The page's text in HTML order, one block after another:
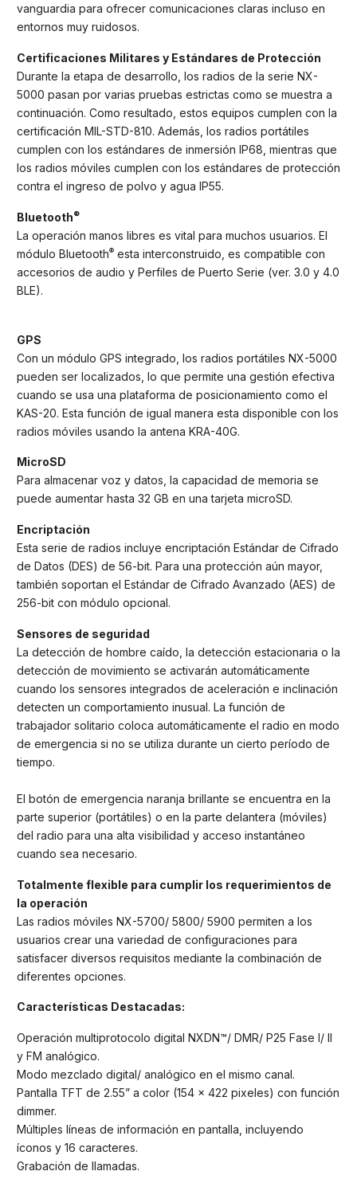
vanguardia para ofrecer comunicaciones claras incluso en
entornos muy ruidosos.
Certificaciones Militares y Estándares de Protección
Durante la etapa de desarrollo, los radios de la serie NX-
5000 pasan por varias pruebas estrictas como se muestra a
continuación. Como resultado, estos equipos cumplen con la
certificación MIL-STD-810. Además, los radios portátiles
cumplen con los estándares de inmersión IP68, mientras que
los radios móviles cumplen con los estándares de protección
contra el ingreso de polvo y agua IP55.
Bluetooth®
La operación manos libres es vital para muchos usuarios. El
módulo Bluetooth® esta interconstruido, es compatible con
accesorios de audio y Perfiles de Puerto Serie (ver. 3.0 y 4.0
BLE).
GPS
Con un módulo GPS integrado, los radios portátiles NX-5000
pueden ser localizados, lo que permite una gestión efectiva
cuando se usa una plataforma de posicionamiento como el
KAS-20. Esta función de igual manera esta disponible con los
radios móviles usando la antena KRA-40G.
MicroSD
Para almacenar voz y datos, la capacidad de memoria se
puede aumentar hasta 32 GB en una tarjeta microSD.
Encriptación
Esta serie de radios incluye encriptación Estándar de Cifrado
de Datos (DES) de 56-bit. Para una protección aún mayor,
también soportan el Estándar de Cifrado Avanzado (AES) de
256-bit con módulo opcional.
Sensores de seguridad
La detección de hombre caído, la detección estacionaria o la
detección de movimiento se activarán automáticamente
cuando los sensores integrados de aceleración e inclinación
detecten un comportamiento inusual. La función de
trabajador solitario coloca automáticamente el radio en modo
de emergencia si no se utiliza durante un cierto período de
tiempo.
El botón de emergencia naranja brillante se encuentra en la
parte superior (portátiles) o en la parte delantera (móviles)
del radio para una alta visibilidad y acceso instantáneo
cuando sea necesario.
Totalmente flexible para cumplir los requerimientos de
la operación
Las radios móviles NX-5700/ 5800/ 5900 permiten a los
usuarios crear una variedad de configuraciones para
satisfacer diversos requisitos mediante la combinación de
diferentes opciones.
Características Destacadas:
Operación multiprotocolo digital NXDN™/ DMR/ P25 Fase I/ II
y FM analógico.
Modo mezclado digital/ analógico en el mismo canal.
Pantalla TFT de 2.55” a color (154 x 422 pixeles) con función
dimmer.
Múltiples líneas de información en pantalla, incluyendo
íconos y 16 caracteres.
Grabación de llamadas.